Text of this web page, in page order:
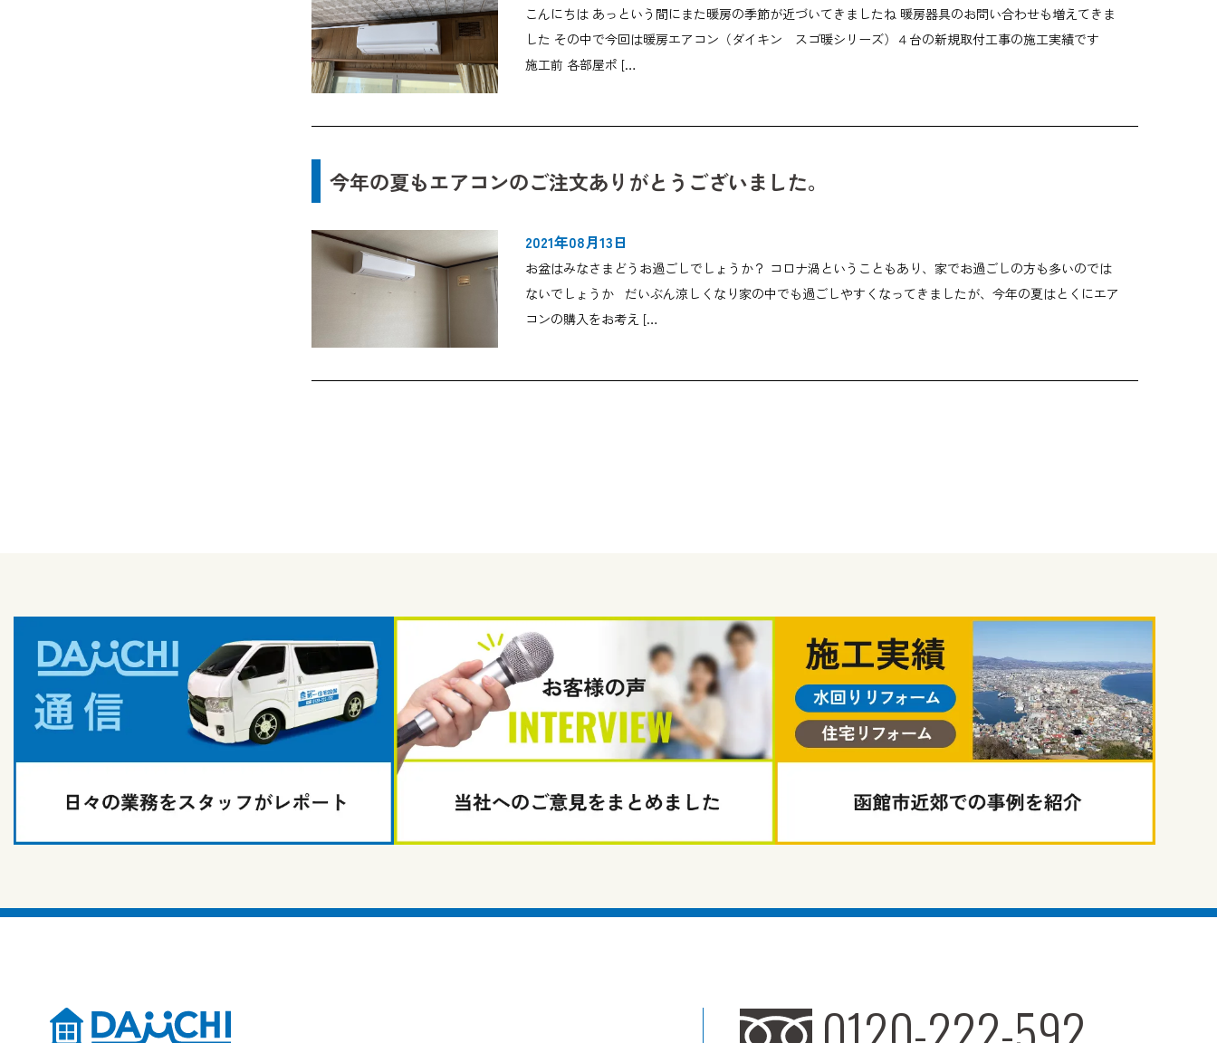
こんにちは あっという間にまた暖房の季節が近づいてきましたね 暖房器具のお問い合わせも増えてきま
した その中で今回は暖房エアコン（ダイキン スゴ暖シリーズ）４台の新規取付工事の施工実績です
施工前 各部屋ポ […
今年の夏もエアコンのご注文ありがとうございました。
2021年08月13日
お盆はみなさまどうお過ごしでしょうか？ コロナ渦ということもあり、家でお過ごしの方も多いのでは
ないでしょうか だいぶん涼しくなり家の中でも過ごしやすくなってきましたが、今年の夏はとくにエア
コンの購入をお考え […